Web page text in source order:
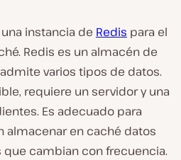
instancia de Redis para el
Redis es un almacén de
varios tipos de datos.
requiere un servidor y una
Es adecuado para
almacenar en caché datos
cambian con frecuencia.